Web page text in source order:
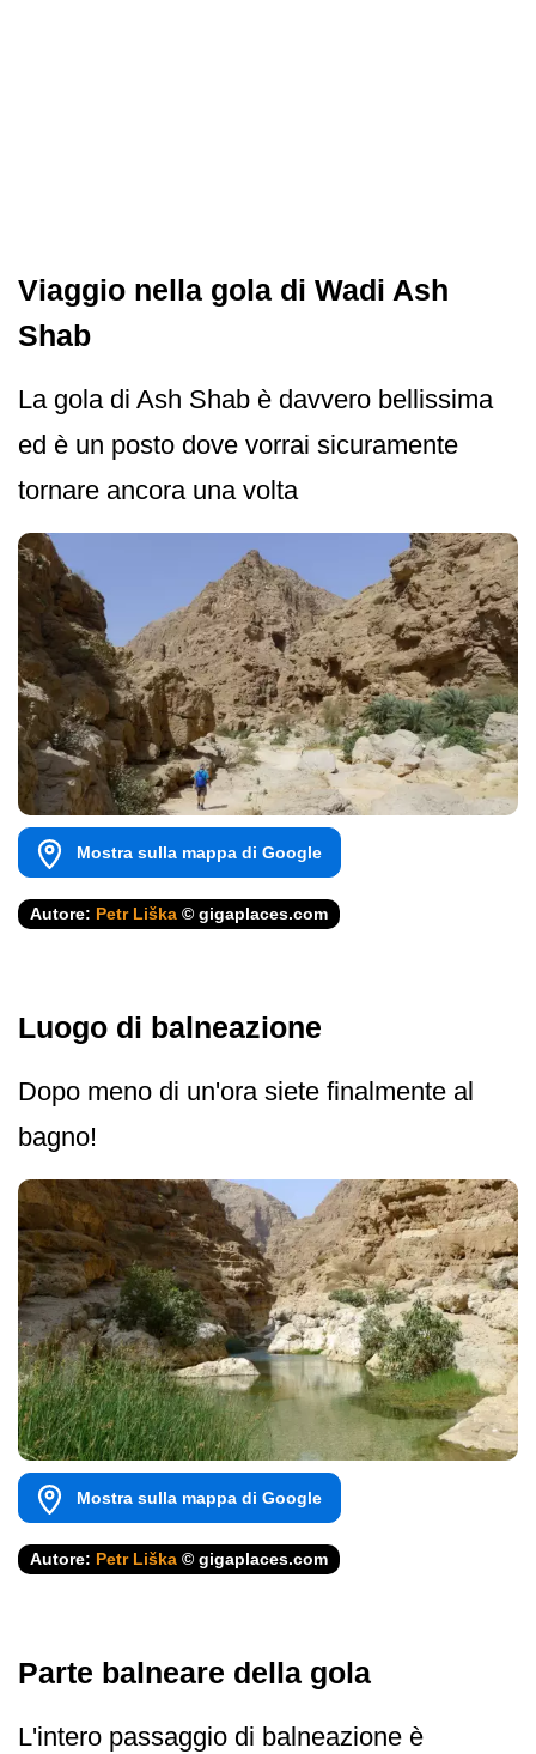
Viaggio nella gola di Wadi Ash
Shab
La gola di Ash Shab è davvero bellissima
ed è un posto dove vorrai sicuramente
tornare ancora una volta
Mostra sulla mappa di Google
Autore: Petr Liška © gigaplaces.com
Luogo di balneazione
Dopo meno di un'ora siete finalmente al
bagno!
Mostra sulla mappa di Google
Autore: Petr Liška © gigaplaces.com
Parte balneare della gola
L'intero passaggio di balneazione è